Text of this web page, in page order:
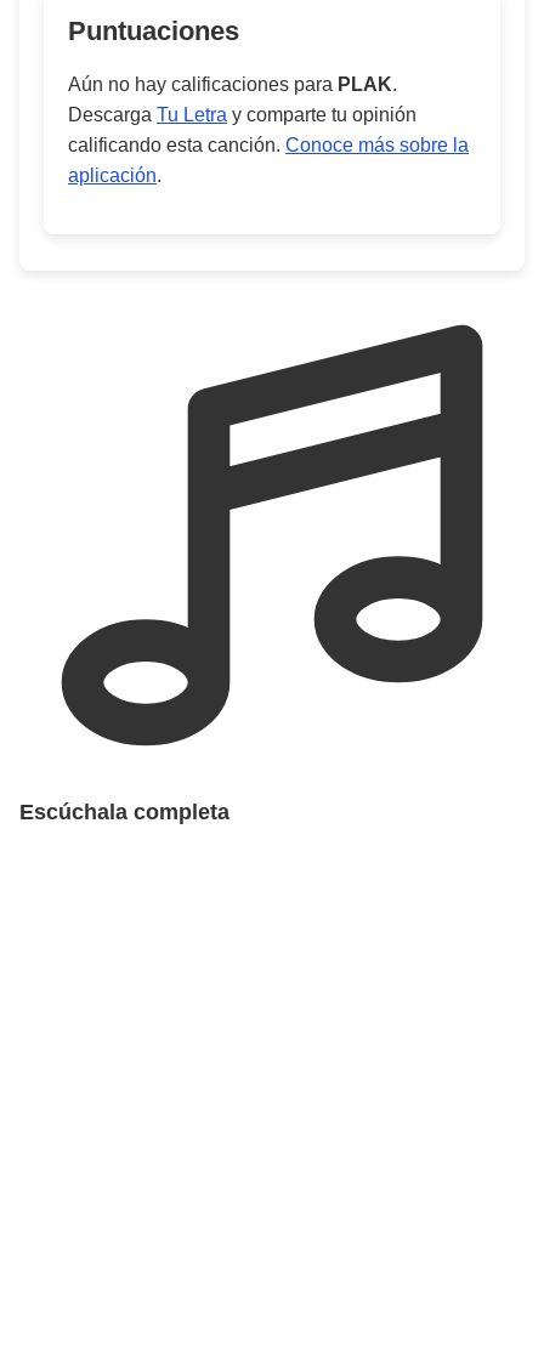
Puntuaciones
Aún no hay calificaciones para PLAK.
Descarga Tu Letra y comparte tu opinión
calificando esta canción. Conoce más sobre la
aplicación.
Escúchala completa